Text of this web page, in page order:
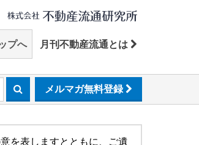
プへ 月刊不動産流通とは
メルマガ無料登録
を表しますとともに、ご遺